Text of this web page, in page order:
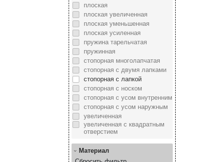
плоская
плоская увеличенная
плоская уменьшенная
плоская усиленная
пружина тарельчатая
пружинная
стопорная многолапчатая
стопорная с двумя лапками
стопорная с лапкой
стопорная с носком
стопорная с усом внутренним
стопорная с усом наружным
увеличенная
увеличенная с квадратным
отверстием
Материал